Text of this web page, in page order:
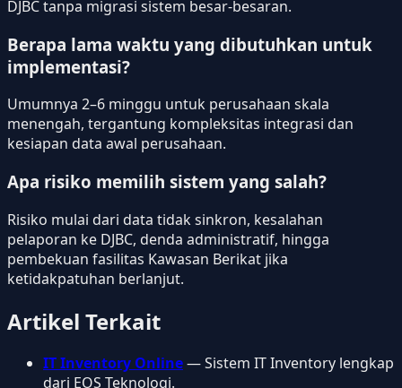
DJBC tanpa migrasi sistem besar-besaran.
Berapa lama waktu yang dibutuhkan untuk
implementasi?
Umumnya 2–6 minggu untuk perusahaan skala
menengah, tergantung kompleksitas integrasi dan
kesiapan data awal perusahaan.
Apa risiko memilih sistem yang salah?
Risiko mulai dari data tidak sinkron, kesalahan
pelaporan ke DJBC, denda administratif, hingga
pembekuan fasilitas Kawasan Berikat jika
ketidakpatuhan berlanjut.
Artikel Terkait
IT Inventory Online— Sistem IT Inventory lengkap
dari EOS Teknologi.